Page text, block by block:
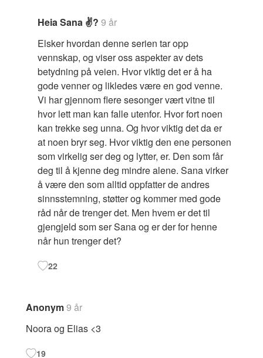
Heia Sana ✌? 9 år
Elsker hvordan denne serien tar opp
vennskap, og viser oss aspekter av dets
betydning på veien. Hvor viktig det er å ha
gode venner og likledes være en god venne.
Vi har gjennom flere sesonger vært vitne til
hvor lett man kan falle utenfor. Hvor fort noen
kan trekke seg unna. Og hvor viktig det da er
at noen bryr seg. Hvor viktig den ene personen
som virkelig ser deg og lytter, er. Den som får
deg til å kjenne deg mindre alene. Sana virker
å være den som alltid oppfatter de andres
sinnsstemning, støtter og kommer med gode
råd når de trenger det. Men hvem er det til
gjengjeld som ser Sana og er der for henne
når hun trenger det?
22
Anonym9 år
Noora og Elias <3
19